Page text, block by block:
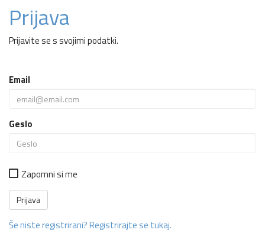
Prijava
Prijavite se s svojimi podatki.
Email
Geslo
Zapomni si me
Še niste registrirani? Registrirajte se tukaj.